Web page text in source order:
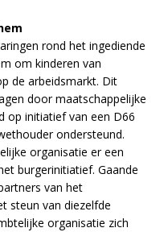
rond het ingediende
om kinderen van
de arbeidsmarkt. Dit
door maatschappelijke
op initiatief van een D66
ondersteund.
organisatie er een
burgerinitiatief. Gaande
van het
steun van diezelfde
organisatie zich